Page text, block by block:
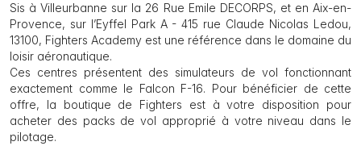
Sis à Villeurbanne sur la 26 Rue Emile DECORPS, et en Aix-en-
Provence, sur l’Eyffel Park A - 415 rue Claude Nicolas Ledou,
13100, Fighters Academy est une référence dans le domaine du
loisir aéronautique.
Ces centres présentent des simulateurs de vol fonctionnant
exactement comme le Falcon F-16. Pour bénéficier de cette
offre, la boutique de Fighters est à votre disposition pour
acheter des packs de vol approprié à votre niveau dans le
pilotage.